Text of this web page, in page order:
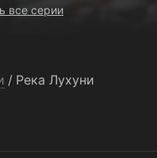
все серии
/ Река Лухуни